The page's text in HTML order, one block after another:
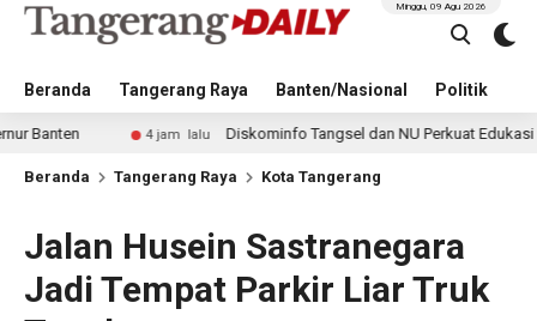
Beranda Tangerang Raya Banten/Nasional Politik
Minggu, 09 Agu 2026
4 jam lalu Diskominfo Tangsel dan NU Perkuat Edukasi Digital
Beranda Tangerang Raya Kota Tangerang
Jalan Husein Sastranegara
Jadi Tempat Parkir Liar Truk